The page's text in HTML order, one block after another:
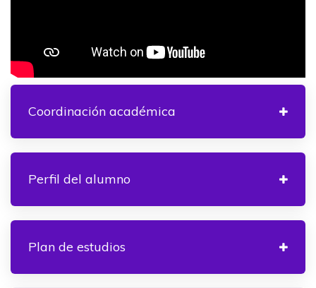
Coordinación académica
Perfil del alumno
Plan de estudios